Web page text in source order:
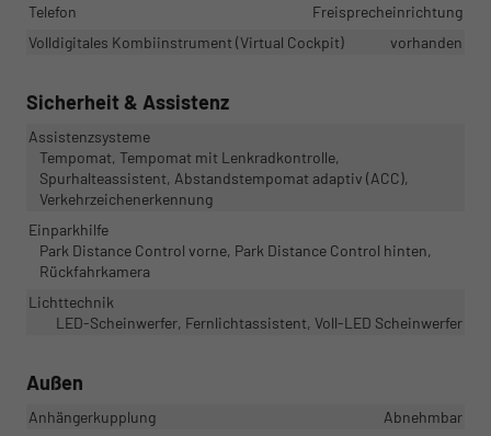
Telefon
Freisprecheinrichtung
Volldigitales Kombiinstrument (Virtual Cockpit)
vorhanden
Sicherheit & Assistenz
Assistenzsysteme
Tempomat, Tempomat mit Lenkradkontrolle,
Spurhalteassistent, Abstandstempomat adaptiv (ACC),
Verkehrzeichenerkennung
Einparkhilfe
Park Distance Control vorne, Park Distance Control hinten,
Rückfahrkamera
Lichttechnik
LED-Scheinwerfer, Fernlichtassistent, Voll-LED Scheinwerfer
Außen
Anhängerkupplung
Abnehmbar